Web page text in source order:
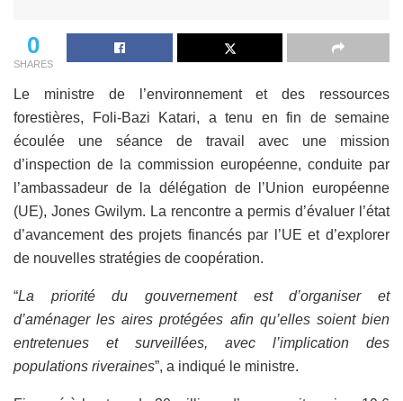
0
SHARES
Le ministre de l’environnement et des ressources
forestières, Foli-Bazi Katari, a tenu en fin de semaine
écoulée une séance de travail avec une mission
d’inspection de la commission européenne, conduite par
l’ambassadeur de la délégation de l’Union européenne
(UE), Jones Gwilym. La rencontre a permis d’évaluer l’état
d’avancement des projets financés par l’UE et d’explorer
de nouvelles stratégies de coopération.
“La priorité du gouvernement est d’organiser et
d’aménager les aires protégées afin qu’elles soient bien
entretenues et surveillées, avec l’implication des
populations riveraines”, a indiqué le ministre.